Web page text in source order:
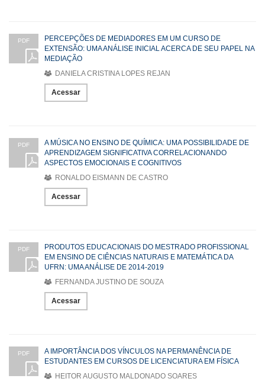
PDF
PERCEPÇÕES DE MEDIADORES EM UM CURSO DE
EXTENSÃO: UMA ANÁLISE INICIAL ACERCA DE SEU PAPEL NA
MEDIAÇÃO
DANIELA CRISTINA LOPES REJAN
Acessar
PDF
A MÚSICA NO ENSINO DE QUÍMICA: UMA POSSIBILIDADE DE
APRENDIZAGEM SIGNIFICATIVA CORRELACIONANDO
ASPECTOS EMOCIONAIS E COGNITIVOS
RONALDO EISMANN DE CASTRO
Acessar
PDF
PRODUTOS EDUCACIONAIS DO MESTRADO PROFISSIONAL
EM ENSINO DE CIÊNCIAS NATURAIS E MATEMÁTICA DA
UFRN: UMA ANÁLISE DE 2014-2019
FERNANDA JUSTINO DE SOUZA
Acessar
PDF
A IMPORTÂNCIA DOS VÍNCULOS NA PERMANÊNCIA DE
ESTUDANTES EM CURSOS DE LICENCIATURA EM FÍSICA
HEITOR AUGUSTO MALDONADO SOARES